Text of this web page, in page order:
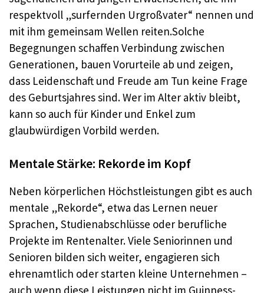
respektvoll „surfernden Urgroßvater“ nennen und
mit ihm gemeinsam Wellen reiten.Solche
Begegnungen schaffen Verbindung zwischen
Generationen, bauen Vorurteile ab und zeigen,
dass Leidenschaft und Freude am Tun keine Frage
des Geburtsjahres sind. Wer im Alter aktiv bleibt,
kann so auch für Kinder und Enkel zum
glaubwürdigen Vorbild werden.
Mentale Stärke: Rekorde im Kopf
Neben körperlichen Höchstleistungen gibt es auch
mentale „Rekorde“, etwa das Lernen neuer
Sprachen, Studienabschlüsse oder berufliche
Projekte im Rentenalter. Viele Seniorinnen und
Senioren bilden sich weiter, engagieren sich
ehrenamtlich oder starten kleine Unternehmen –
auch wenn diese Leistungen nicht im Guinness-